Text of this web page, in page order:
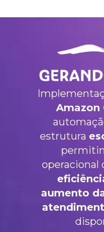
Amazon
estrutura
operacional
aumento